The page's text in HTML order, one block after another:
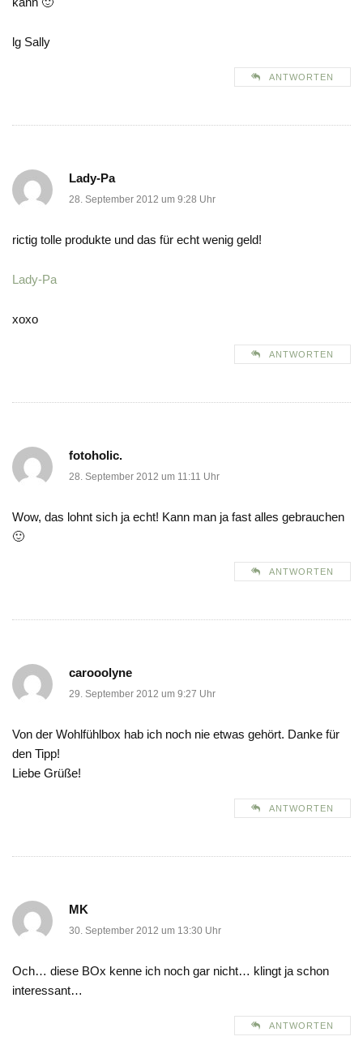
lg Sally
ANTWORTEN
Lady-Pa
28. September 2012 um 9:28 Uhr
rictig tolle produkte und das für echt wenig geld!
Lady-Pa
xoxo
ANTWORTEN
fotoholic.
28. September 2012 um 11:11 Uhr
Wow, das lohnt sich ja echt! Kann man ja fast alles gebrauchen
🙂
ANTWORTEN
carooolyne
29. September 2012 um 9:27 Uhr
Von der Wohlfühlbox hab ich noch nie etwas gehört. Danke für
den Tipp!
Liebe Grüße!
ANTWORTEN
MK
30. September 2012 um 13:30 Uhr
Och… diese BOx kenne ich noch gar nicht… klingt ja schon
interessant…
ANTWORTEN